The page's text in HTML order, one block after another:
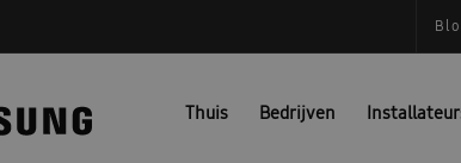
Thuis Bedrijven